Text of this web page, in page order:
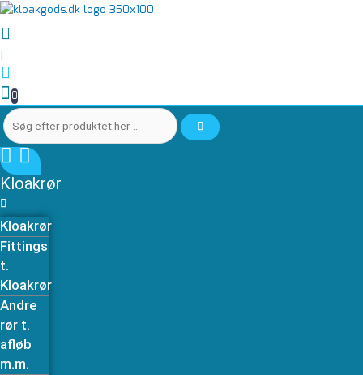
Gå
til
indholdet
|
0
Søg
efter
produktet
…
Kloakrør
Kloakrør
Fittings
t.
Kloakrør
Andre
rør t.
afløb
m.m.
Søg
efter
produktet
…